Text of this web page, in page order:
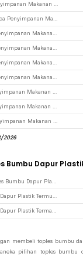
2026
Bumbu Dapur
membeli toples bumbu
pilihan toples bumbu